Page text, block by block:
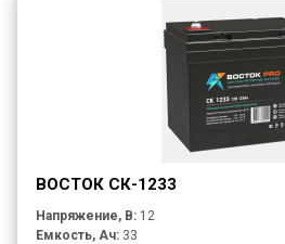
ВОСТОК СК-1233
Напряжение, В: 12
Емкость, Ач: 33